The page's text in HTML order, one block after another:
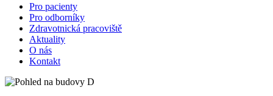
Pro pacienty
Pro odborníky
Zdravotnická pracoviště
Aktuality
O nás
Kontakt